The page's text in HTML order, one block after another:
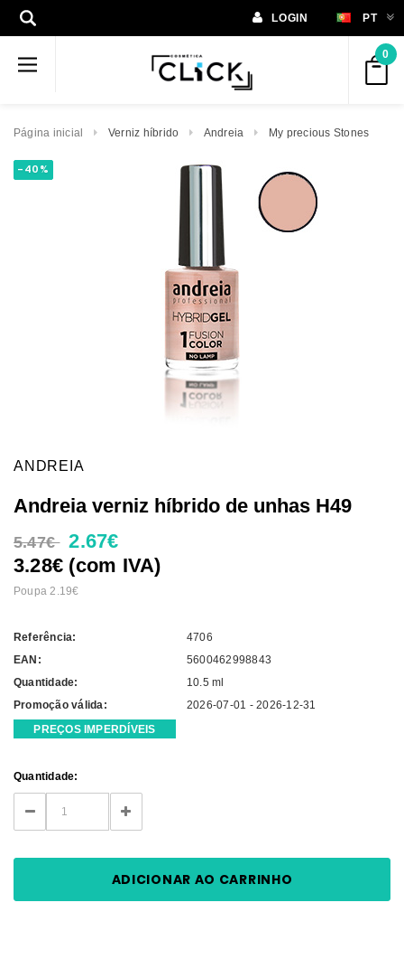
LOGIN PT
0
Página inicial Verniz híbrido Andreia My precious Stones
-40%
ANDREIA
Andreia verniz híbrido de unhas H49
5.47€ 2.67€
3.28€ (com IVA)
Poupa 2.19€
Referência:
4706
EAN:
5600462998843
Quantidade:
10.5 ml
Promoção válida:
2026-07-01 - 2026-12-31
PREÇOS IMPERDÍVEIS
Current
Stock:
Quantidade:
DECREASE
QUANTITY:
INCREASE
QUANTITY: